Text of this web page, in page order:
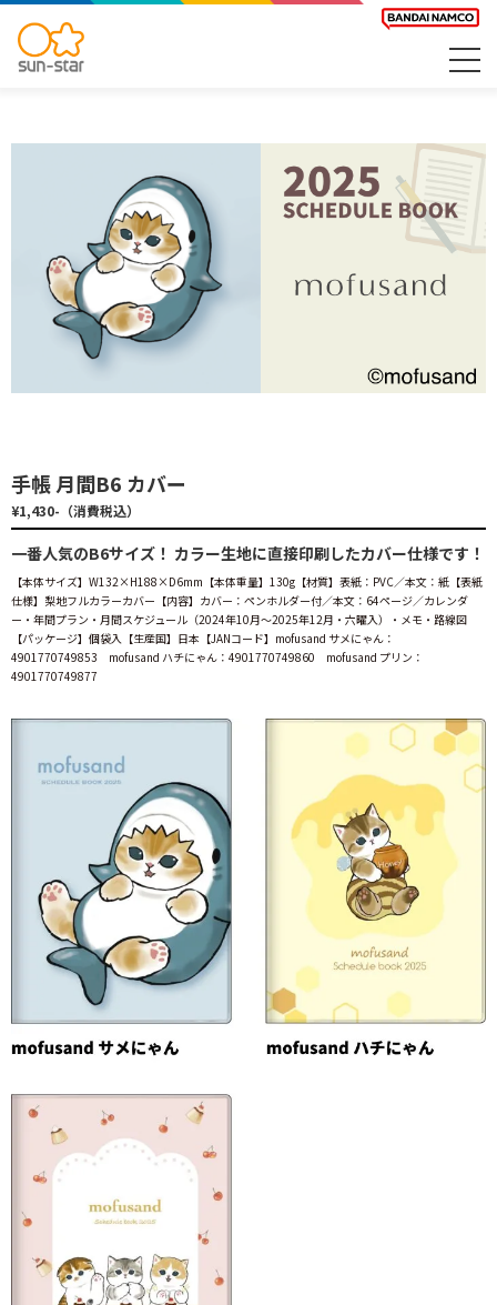
手帳 月間B6 カバー
¥1,430-（消費税込）
一番人気のB6サイズ！ カラー生地に直接印刷したカバー仕様です！
【本体サイズ】W132×H188×D6mm【本体重量】130g【材質】表紙：PVC／本文：紙【表紙
仕様】梨地フルカラーカバー【内容】カバー：ペンホルダー付／本文：64ページ／カレンダ
ー・年間プラン・月間スケジュール（2024年10月～2025年12月・六曜入）・メモ・路線図
【パッケージ】個袋入【生産国】日本【JANコード】mofusand サメにゃん：
4901770749853 mofusand ハチにゃん：4901770749860 mofusand プリン：
4901770749877